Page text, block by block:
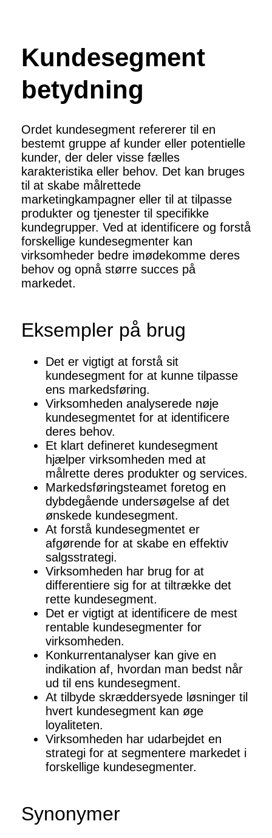
Kundesegment
betydning
Ordet kundesegment refererer til en
bestemt gruppe af kunder eller potentielle
kunder, der deler visse fælles
karakteristika eller behov. Det kan bruges
til at skabe målrettede
marketingkampagner eller til at tilpasse
produkter og tjenester til specifikke
kundegrupper. Ved at identificere og forstå
forskellige kundesegmenter kan
virksomheder bedre imødekomme deres
behov og opnå større succes på
markedet.
Eksempler på brug
Det er vigtigt at forstå sit
kundesegment for at kunne tilpasse
ens markedsføring.
Virksomheden analyserede nøje
kundesegmentet for at identificere
deres behov.
Et klart defineret kundesegment
hjælper virksomheden med at
målrette deres produkter og services.
Markedsføringsteamet foretog en
dybdegående undersøgelse af det
ønskede kundesegment.
At forstå kundesegmentet er
afgørende for at skabe en effektiv
salgsstrategi.
Virksomheden har brug for at
differentiere sig for at tiltrække det
rette kundesegment.
Det er vigtigt at identificere de mest
rentable kundesegmenter for
virksomheden.
Konkurrentanalyser kan give en
indikation af, hvordan man bedst når
ud til ens kundesegment.
At tilbyde skræddersyede løsninger til
hvert kundesegment kan øge
loyaliteten.
Virksomheden har udarbejdet en
strategi for at segmentere markedet i
forskellige kundesegmenter.
Synonymer